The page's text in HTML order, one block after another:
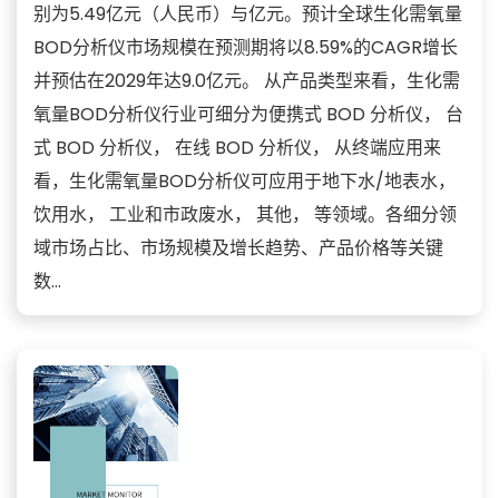
别为5.49亿元（人民币）与亿元。预计全球生化需氧量
BOD分析仪市场规模在预测期将以8.59%的CAGR增长
并预估在2029年达9.0亿元。 从产品类型来看，生化需
氧量BOD分析仪行业可细分为便携式 BOD 分析仪， 台
式 BOD 分析仪， 在线 BOD 分析仪， 从终端应用来
看，生化需氧量BOD分析仪可应用于地下水/地表水，
饮用水， 工业和市政废水， 其他， 等领域。各细分领
域市场占比、市场规模及增长趋势、产品价格等关键
数...